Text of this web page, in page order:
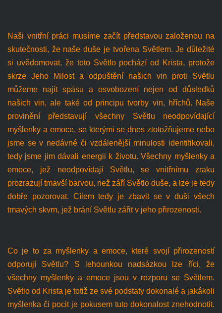
Naši vnitřní práci musíme začít představou založenou na
skutečnosti, že naše duše je tvořena Světlem. Je důležité
si uvědomovat, že toto Světlo pochází od Krista, protože
skrze Jeho Milost a odpuštění našich vin proti Světlu
můžeme najít spásu a osvobození nejen od důsledků
našich vin, ale také od principu tvorby vin, hříchů. Naše
provinění představují všechny Světlu neodpovídající
myšlenky a emoce, se kterými se dnes ztotožňujeme nebo
jsme se v nedávné či vzdálenější minulosti identifikovali,
tedy jsme jim dávali energii k životu. Všechny myšlenky a
emoce, jež neodpovídají Světlu, se vnitřnímu zraku
prozrazují tmavší barvou, než září Světlo duše, a lze je tedy
dobře pozorovat. Cílem tedy je zbavit se v duši všech
tmavých skvrn, jež brání Světlu zářit v jeho přirozenosti.
Co je to za myšlenky a emoce, které svojí přirozeností
odporují Světlu? S lehounkou nadsázkou lze říci, že
všechny myšlenky a emoce jsou v rozporu se Světlem.
Světlo od Krista je totiž ze své podstaty dokonalé a jakákoli
myšlenka či pocit je pokusem tuto dokonalost znehodnotit.